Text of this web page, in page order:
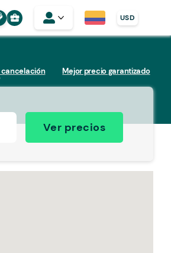
business_center USD
cancelación Mejor precio garantizado
Ver precios